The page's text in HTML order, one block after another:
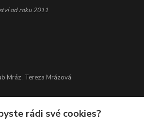
od roku 2011
Mráz, Tereza Mrázová
rádi své cookies?